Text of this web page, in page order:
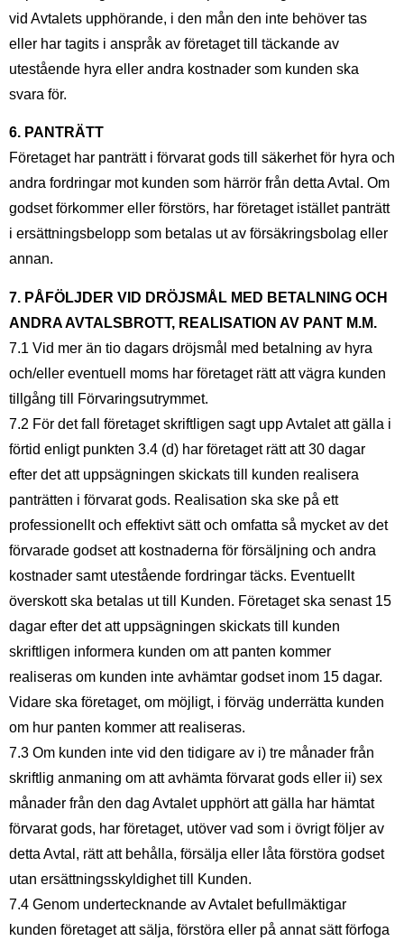
vid Avtalets upphörande, i den mån den inte behöver tas
eller har tagits i anspråk av företaget till täckande av
utestående hyra eller andra kostnader som kunden ska
svara för.
6. PANTRÄTT
Företaget har panträtt i förvarat gods till säkerhet för hyra och
andra fordringar mot kunden som härrör från detta Avtal. Om
godset förkommer eller förstörs, har företaget istället panträtt
i ersättningsbelopp som betalas ut av försäkringsbolag eller
annan.
7. PÅFÖLJDER VID DRÖJSMÅL MED BETALNING OCH
ANDRA AVTALSBROTT, REALISATION AV PANT M.M.
7.1 Vid mer än tio dagars dröjsmål med betalning av hyra
och/eller eventuell moms har företaget rätt att vägra kunden
tillgång till Förvaringsutrymmet.
7.2 För det fall företaget skriftligen sagt upp Avtalet att gälla i
förtid enligt punkten 3.4 (d) har företaget rätt att 30 dagar
efter det att uppsägningen skickats till kunden realisera
panträtten i förvarat gods. Realisation ska ske på ett
professionellt och effektivt sätt och omfatta så mycket av det
förvarade godset att kostnaderna för försäljning och andra
kostnader samt utestående fordringar täcks. Eventuellt
överskott ska betalas ut till Kunden. Företaget ska senast 15
dagar efter det att uppsägningen skickats till kunden
skriftligen informera kunden om att panten kommer
realiseras om kunden inte avhämtar godset inom 15 dagar.
Vidare ska företaget, om möjligt, i förväg underrätta kunden
om hur panten kommer att realiseras.
7.3 Om kunden inte vid den tidigare av i) tre månader från
skriftlig anmaning om att avhämta förvarat gods eller ii) sex
månader från den dag Avtalet upphört att gälla har hämtat
förvarat gods, har företaget, utöver vad som i övrigt följer av
detta Avtal, rätt att behålla, försälja eller låta förstöra godset
utan ersättningsskyldighet till Kunden.
7.4 Genom undertecknande av Avtalet befullmäktigar
kunden företaget att sälja, förstöra eller på annat sätt förfoga